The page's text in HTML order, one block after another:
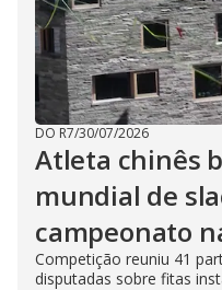
DO R7/30/07/2026
Atleta chinês
mundial de
campeonato
Competição reuniu 41
disputadas sobre fitas